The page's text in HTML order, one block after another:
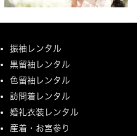
振袖レンタル
黒留袖レンタル
色留袖レンタル
訪問着レンタル
婚礼衣装レンタル
産着・お宮参り